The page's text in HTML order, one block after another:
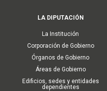
navigation
LA DIPUTACIÓN
La Institución
Corporación de Gobierno
Órganos de Gobierno
Áreas de Gobierno
Edificios, sedes y entidades
dependientes